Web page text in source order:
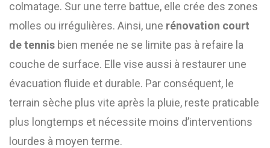
colmatage. Sur une terre battue, elle crée des zones
molles ou irrégulières. Ainsi, une rénovation court
de tennis bien menée ne se limite pas à refaire la
couche de surface. Elle vise aussi à restaurer une
évacuation fluide et durable. Par conséquent, le
terrain sèche plus vite après la pluie, reste praticable
plus longtemps et nécessite moins d’interventions
lourdes à moyen terme.